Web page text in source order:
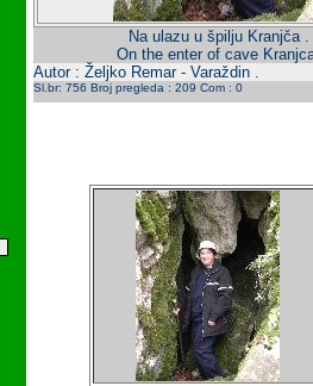
Na ulazu u špilju Kranjča
On the enter of cave
Autor : Željko Remar - Varaždin .
Sl.br: 756 Broj pregleda : 209 Com : 0